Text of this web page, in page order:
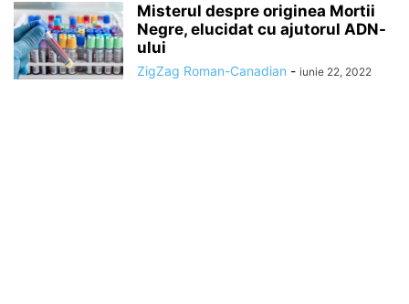
Misterul despre originea Mortii
Negre, elucidat cu ajutorul ADN-
ului
ZigZag Roman-Canadian - iunie 22, 2022